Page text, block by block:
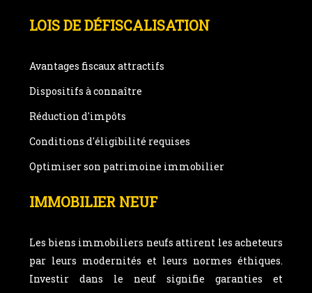
LOIS DE DÉFISCALISATION
Avantages fiscaux attractifs
Dispositifs à connaître
Réduction d'impôts
Conditions d'éligibilité requises
Optimiser son patrimoine immobilier
IMMOBILIER NEUF
Les biens immobiliers neufs attirent les acheteurs
par leurs modernités et leurs normes éthiques.
Investir dans le neuf signifie garanties et